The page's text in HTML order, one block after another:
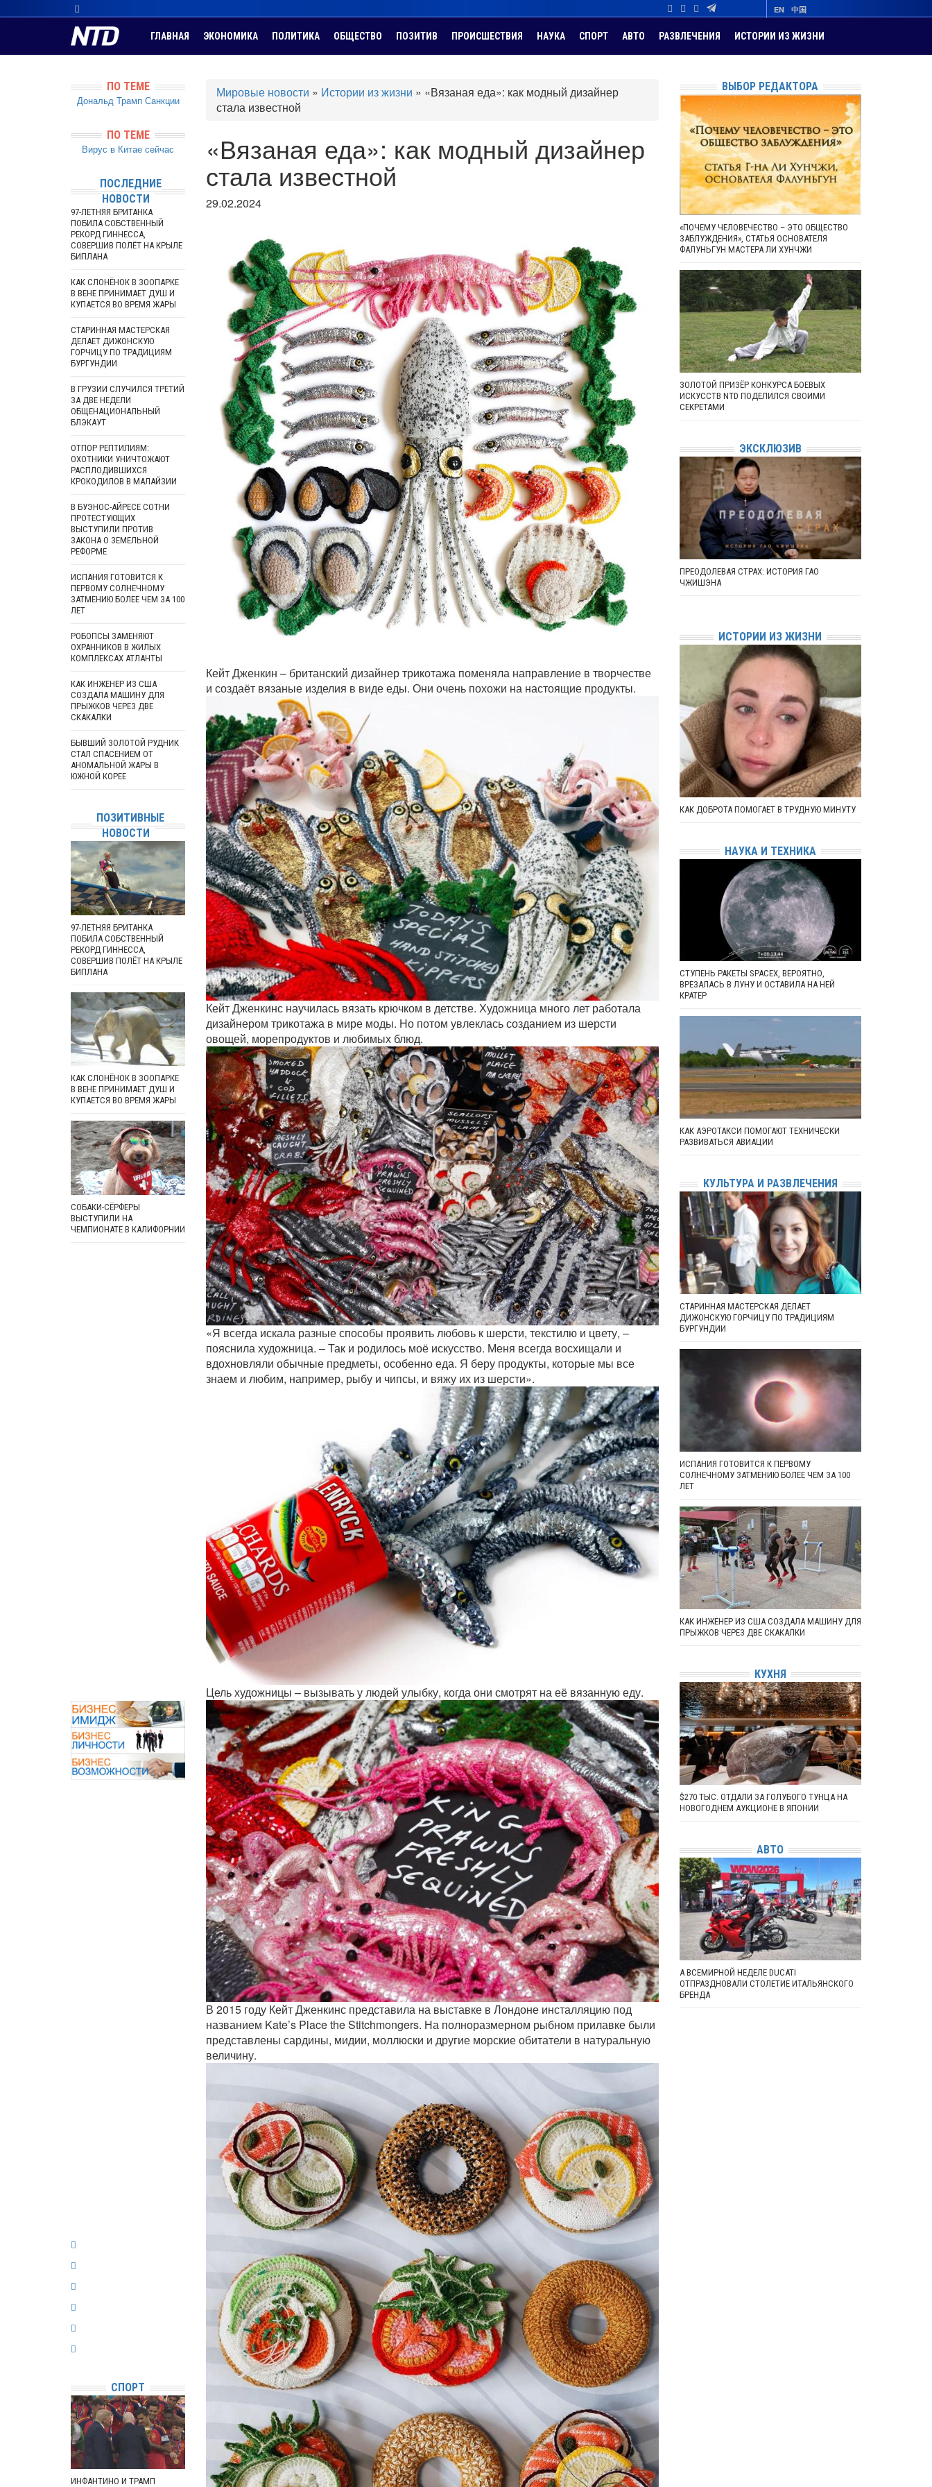
EN 中国
ГЛАВНАЯ ЭКОНОМИКА ПОЛИТИКА ОБЩЕСТВО ПОЗИТИВ ПРОИСШЕСТВИЯ НАУКА СПОРТ АВТО РАЗВЛЕЧЕНИЯ ИСТОРИИ ИЗ ЖИЗНИ
Мировые новости » Истории из жизни » «Вязаная еда»: как модный дизайнер
стала известной
«Вязаная еда»: как модный дизайнер
стала известной
29.02.2024
Кейт Дженкин – британский дизайнер трикотажа поменяла направление в творчестве
и создаёт вязаные изделия в виде еды. Они очень похожи на настоящие продукты.
Кейт Дженкинс научилась вязать крючком в детстве. Художница много лет работала
дизайнером трикотажа в мире моды. Но потом увлеклась созданием из шерсти
овощей, морепродуктов и любимых блюд.
«Я всегда искала разные способы проявить любовь к шерсти, текстилю и цвету, –
пояснила художница. – Так и родилось моё искусство. Меня всегда восхищали и
вдохновляли обычные предметы, особенно еда. Я беру продукты, которые мы все
знаем и любим, например, рыбу и чипсы, и вяжу их из шерсти».
Цель художницы – вызывать у людей улыбку, когда они смотрят на её вязанную еду.
В 2015 году Кейт Дженкинс представила на выставке в Лондоне инсталляцию под
названием Kate’s Place the Stitchmongers. На полноразмерном рыбном прилавке были
представлены сардины, мидии, моллюски и другие морские обитатели в натуральную
величину.
ПО ТЕМЕ
Дональд Трамп Санкции
ПО ТЕМЕ
Вирус в Китае сейчас
ПОСЛЕДНИЕ
НОВОСТИ
97-ЛЕТНЯЯ БРИТАНКА
ПОБИЛА СОБСТВЕННЫЙ
РЕКОРД ГИННЕССА,
СОВЕРШИВ ПОЛЁТ НА КРЫЛЕ
БИПЛАНА
КАК СЛОНЁНОК В ЗООПАРКЕ
В ВЕНЕ ПРИНИМАЕТ ДУШ И
КУПАЕТСЯ ВО ВРЕМЯ ЖАРЫ
СТАРИННАЯ МАСТЕРСКАЯ
ДЕЛАЕТ ДИЖОНСКУЮ
ГОРЧИЦУ ПО ТРАДИЦИЯМ
БУРГУНДИИ
В ГРУЗИИ СЛУЧИЛСЯ ТРЕТИЙ
ЗА ДВЕ НЕДЕЛИ
ОБЩЕНАЦИОНАЛЬНЫЙ
БЛЭКАУТ
ОТПОР РЕПТИЛИЯМ:
ОХОТНИКИ УНИЧТОЖАЮТ
РАСПЛОДИВШИХСЯ
КРОКОДИЛОВ В МАЛАЙЗИИ
В БУЭНОС-АЙРЕСЕ СОТНИ
ПРОТЕСТУЮЩИХ
ВЫСТУПИЛИ ПРОТИВ
ЗАКОНА О ЗЕМЕЛЬНОЙ
РЕФОРМЕ
ИСПАНИЯ ГОТОВИТСЯ К
ПЕРВОМУ СОЛНЕЧНОМУ
ЗАТМЕНИЮ БОЛЕЕ ЧЕМ ЗА 100
ЛЕТ
РОБОПСЫ ЗАМЕНЯЮТ
ОХРАННИКОВ В ЖИЛЫХ
КОМПЛЕКСАХ АТЛАНТЫ
КАК ИНЖЕНЕР ИЗ США
СОЗДАЛА МАШИНУ ДЛЯ
ПРЫЖКОВ ЧЕРЕЗ ДВЕ
СКАКАЛКИ
БЫВШИЙ ЗОЛОТОЙ РУДНИК
СТАЛ СПАСЕНИЕМ ОТ
АНОМАЛЬНОЙ ЖАРЫ В
ЮЖНОЙ КОРЕЕ
ПОЗИТИВНЫЕ
НОВОСТИ
97-ЛЕТНЯЯ БРИТАНКА
ПОБИЛА СОБСТВЕННЫЙ
РЕКОРД ГИННЕССА,
СОВЕРШИВ ПОЛЁТ НА КРЫЛЕ
БИПЛАНА
КАК СЛОНЁНОК В ЗООПАРКЕ
В ВЕНЕ ПРИНИМАЕТ ДУШ И
КУПАЕТСЯ ВО ВРЕМЯ ЖАРЫ
СОБАКИ-СЁРФЕРЫ
ВЫСТУПИЛИ НА
ЧЕМПИОНАТЕ В КАЛИФОРНИИ
СПОРТ
ИНФАНТИНО И ТРАМП
ВЫБОР РЕДАКТОРА
«ПОЧЕМУ ЧЕЛОВЕЧЕСТВО – ЭТО ОБЩЕСТВО
ЗАБЛУЖДЕНИЯ», СТАТЬЯ ОСНОВАТЕЛЯ
ФАЛУНЬГУН МАСТЕРА ЛИ ХУНЧЖИ
ЗОЛОТОЙ ПРИЗЁР КОНКУРСА БОЕВЫХ
ИСКУССТВ NTD ПОДЕЛИЛСЯ СВОИМИ
СЕКРЕТАМИ
ЭКСКЛЮЗИВ
ПРЕОДОЛЕВАЯ СТРАХ: ИСТОРИЯ ГАО
ЧЖИШЭНА
ИСТОРИИ ИЗ ЖИЗНИ
КАК ДОБРОТА ПОМОГАЕТ В ТРУДНУЮ МИНУТУ
НАУКА И ТЕХНИКА
СТУПЕНЬ РАКЕТЫ SPACEX, ВЕРОЯТНО,
ВРЕЗАЛАСЬ В ЛУНУ И ОСТАВИЛА НА НЕЙ
КРАТЕР
КАК АЭРОТАКСИ ПОМОГАЮТ ТЕХНИЧЕСКИ
РАЗВИВАТЬСЯ АВИАЦИИ
КУЛЬТУРА И РАЗВЛЕЧЕНИЯ
СТАРИННАЯ МАСТЕРСКАЯ ДЕЛАЕТ
ДИЖОНСКУЮ ГОРЧИЦУ ПО ТРАДИЦИЯМ
БУРГУНДИИ
ИСПАНИЯ ГОТОВИТСЯ К ПЕРВОМУ
СОЛНЕЧНОМУ ЗАТМЕНИЮ БОЛЕЕ ЧЕМ ЗА 100
ЛЕТ
КАК ИНЖЕНЕР ИЗ США СОЗДАЛА МАШИНУ ДЛЯ
ПРЫЖКОВ ЧЕРЕЗ ДВЕ СКАКАЛКИ
КУХНЯ
$270 ТЫС. ОТДАЛИ ЗА ГОЛУБОГО ТУНЦА НА
НОВОГОДНЕМ АУКЦИОНЕ В ЯПОНИИ
АВТО
А ВСЕМИРНОЙ НЕДЕЛЕ DUCATI
ОТПРАЗДНОВАЛИ СТОЛЕТИЕ ИТАЛЬЯНСКОГО
БРЕНДА